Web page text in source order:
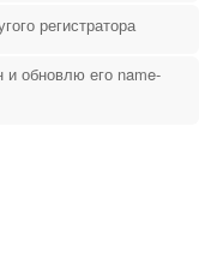
регистратора
и обновлю его name-